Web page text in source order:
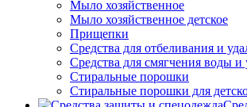
Мыло хозяйственное
Мыло хозяйственное детское
Прищепки
Средства для отбеливания и
Средства для смягчения воды и
Стиральные порошки
Стиральные порошки для